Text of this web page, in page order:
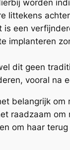
worden
littekens
is een
implanteren
dit geen
vooral na
belangrijk
raadzaam
om haar